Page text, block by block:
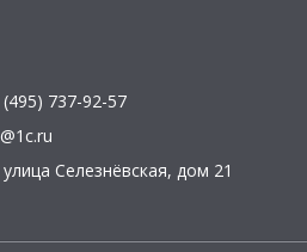
(495) 737-92-57
улица Селезнёвская, дом 21